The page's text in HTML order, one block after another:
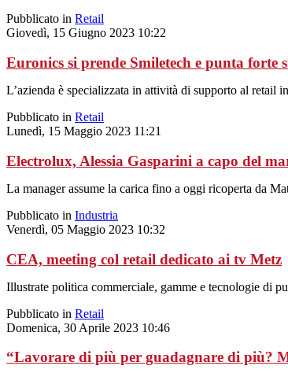
Pubblicato in Retail
Giovedì, 15 Giugno 2023 10:22
Euronics si prende Smiletech e punta forte
L’azienda è specializzata in attività di supporto al retail
Pubblicato in Retail
Lunedì, 15 Maggio 2023 11:21
Electrolux, Alessia Gasparini a capo del
La manager assume la carica fino a oggi ricoperta da
Pubblicato in Industria
Venerdì, 05 Maggio 2023 10:32
CEA, meeting col retail dedicato ai tv Metz
Illustrate politica commerciale, gamme e tecnologie di
Pubblicato in Retail
Domenica, 30 Aprile 2023 10:46
“Lavorare di più per guadagnare di più?